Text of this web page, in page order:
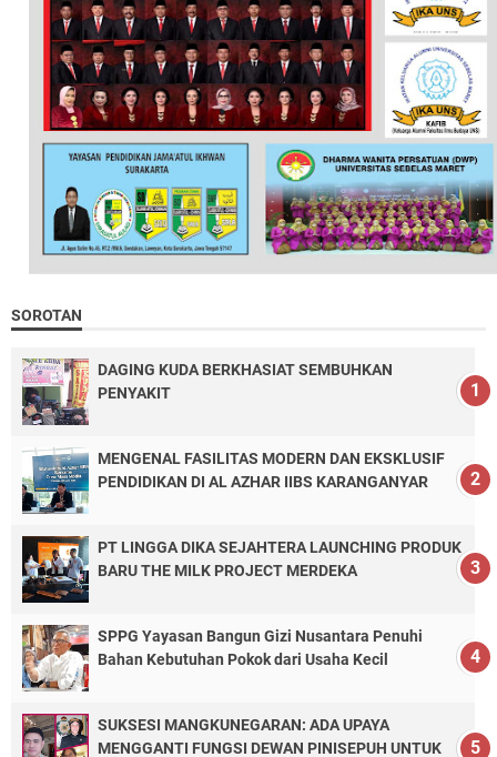
SOROTAN
DAGING KUDA BERKHASIAT SEMBUHKAN
PENYAKIT
MENGENAL FASILITAS MODERN DAN EKSKLUSIF
PENDIDIKAN DI AL AZHAR IIBS KARANGANYAR
PT LINGGA DIKA SEJAHTERA LAUNCHING PRODUK
BARU THE MILK PROJECT MERDEKA
SPPG Yayasan Bangun Gizi Nusantara Penuhi
Bahan Kebutuhan Pokok dari Usaha Kecil
SUKSESI MANGKUNEGARAN: ADA UPAYA
MENGGANTI FUNGSI DEWAN PINISEPUH UNTUK